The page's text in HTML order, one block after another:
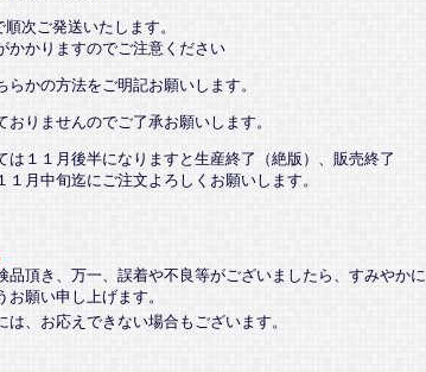
次ご発送いたします。
かりますのでご注意ください
かの方法をご明記お願いします。
りませんのでご了承お願いします。
は１１月後半になりますと生産終了（絶版）、販売終了
月中旬迄にご注文よろしくお願いします。
品頂き、万一、誤着や不良等がございましたら、すみやかに
お願い申し上げます。
、お応えできない場合もございます。